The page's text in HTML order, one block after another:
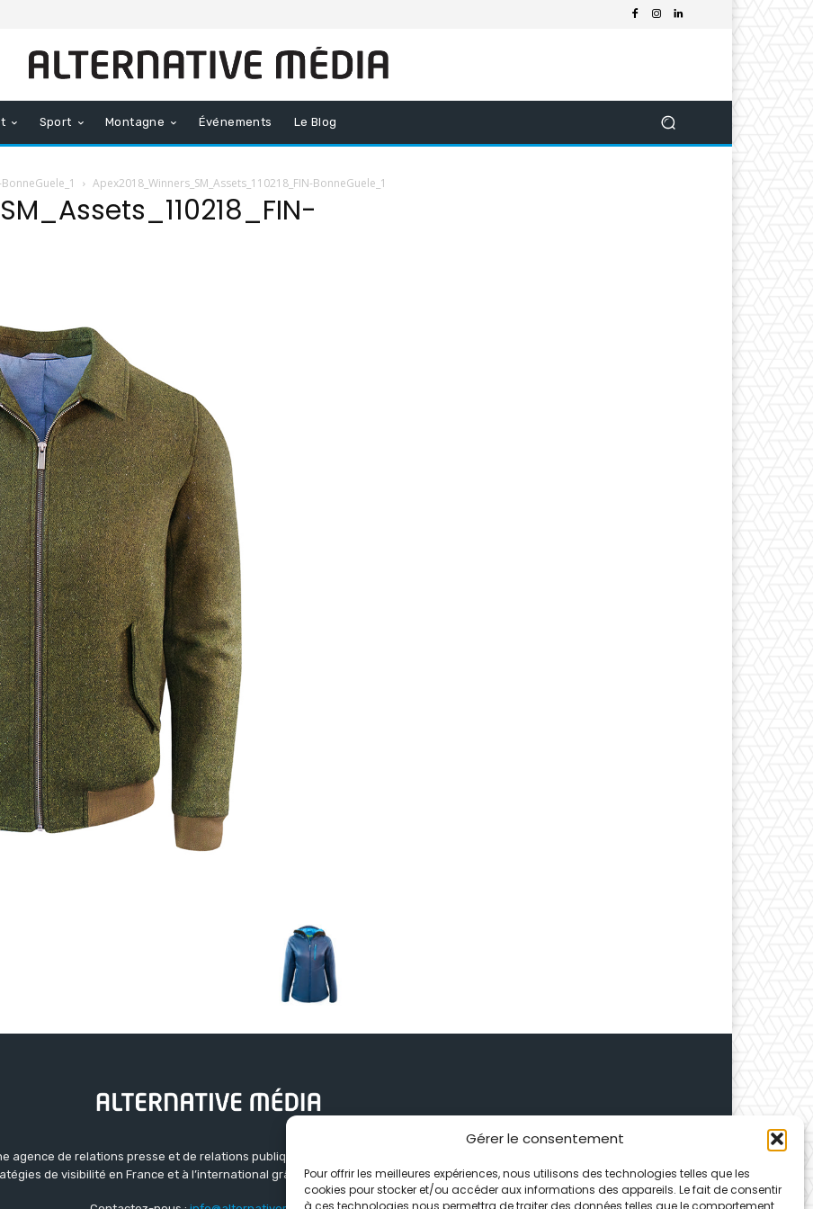
Gérer le consentement
Pour offrir les meilleures expériences, nous utilisons des technologies telles que les
cookies pour stocker et/ou accéder aux informations des appareils. Le fait de consentir
à ces technologies nous permettra de traiter des données telles que le comportement
Sport Montagne Événements Le Blog
Apex2018_Winners_SM_Assets_110218_FIN-BonneGuele_1
agence de relations presse et de relations publiques basée à Grenoble. Depuis 1995, elle conçoit
de visibilité en France et à l’international grâce à un réseau d’agences partenaires.